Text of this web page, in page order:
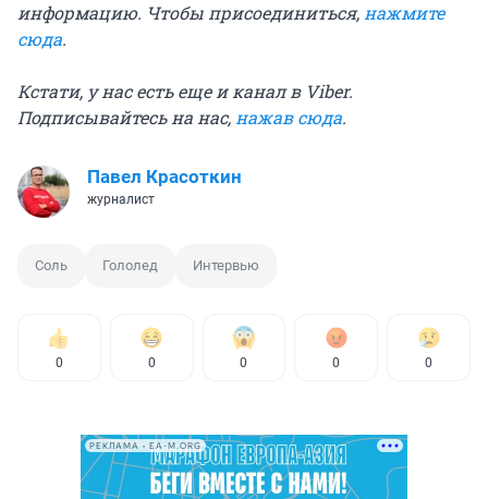
информацию. Чтобы присоединиться,нажмите
сюда.
Кстати, у нас есть еще и канал в Viber.
Подписывайтесь на нас,нажав сюда.
Павел Красоткин
журналист
Соль Гололед Интервью
0 0 0 0 0
РЕКЛАМА • EA-M.ORG